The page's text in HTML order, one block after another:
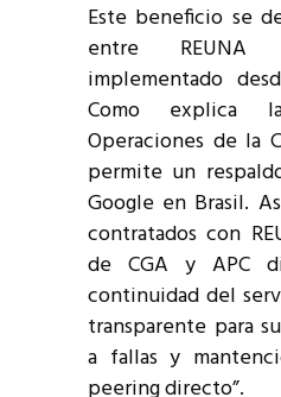
Este beneficio se
entre REUNA
implementado
Como explica
Operaciones de la
permite un
Google en Brasil.
contratados con
de CGA y APC
continuidad del
transparente para
a fallas y
peering directo”.